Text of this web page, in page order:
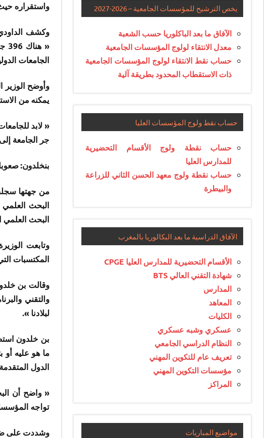
واستقراره
وكشف
الجامعات
يمكنه من
« لابد
جر الجامعة إلى
بنخلدون:
من جهتها
البحث العلمي
البحث العلمي
وتابعت
المكتسبات
وقالت بن
والتقني
لبلادنا ».
بن خلدون
ما هو عليه
الدول
« واضح أن
تواجه
وشددت على
يخص الترشيح للمؤسسات الجامعية – 2026-2027
الآفاق ما بعد الباكلوريا حسب الشعبة
معدل الانتقاء لولوج المؤسسات الجامعية
حساب نقط الانتقاء لولوج المؤسسات الجامعية
ذات الاستقطاب المحدود بطريقة آلية
حساب نقط ولوج المؤسسات العليا
حساب نقطة ولوج الأقسام التحضيرية
للمدارس العليا
حساب نقطة ولوج معهد الحسن الثاني للزراعة
والبيطرة
الآفاق الدراسية ما بعد البكالوريا بالمغرب
الأقسام التحضيرية للمدارس العليا CPGE
شهادة التقني العالي BTS
المدارس
المعاهد
الكليات
عسكري وشبه عسكري
النظام الدراسي الجامعي
تعريف عام للتكوين المهني
مؤسسات التكوين المهني
المراكز
مواضيع المباريات